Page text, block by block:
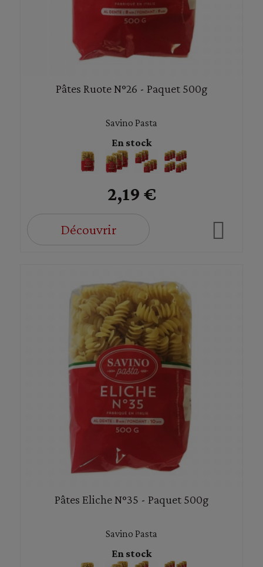
Pâtes Ruote N°26 - Paquet 500g
Savino Pasta
En stock
2,19 €
Découvrir
Pâtes Eliche N°35 - Paquet 500g
Savino Pasta
En stock